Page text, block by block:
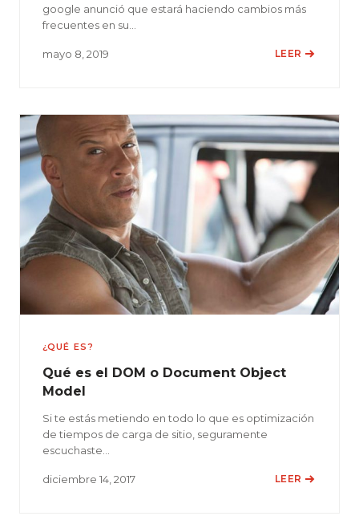
google anunció que estará haciendo cambios más
frecuentes en su…
mayo 8, 2019 LEER
¿QUÉ ES?
Qué es el DOM o Document Object
Model
Si te estás metiendo en todo lo que es optimización
de tiempos de carga de sitio, seguramente
escuchaste…
diciembre 14, 2017 LEER